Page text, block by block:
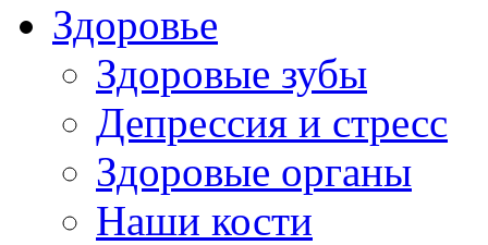
Здоровье
Здоровые зубы
Депрессия и стресс
Здоровые органы
Наши кости